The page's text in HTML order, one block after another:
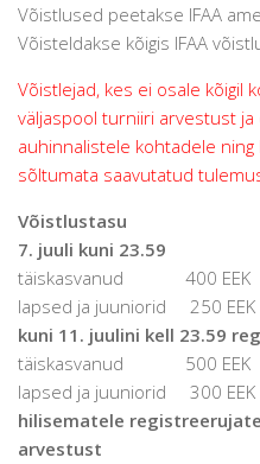
Võistlused peetakse IFAA
Võisteldakse kõigis IFAA
Võistlejad, kes ei osale kõigil
väljaspool turniiri arvestust
auhinnalistele kohtadele
sõltumata saavutatud
Võistlustasu
7. juuli kuni 23.59
täiskasvanud 400 EEK
lapsed ja juuniorid 250 EEK
kuni 11. juulini kell 23.59
täiskasvanud 500 EEK
lapsed ja juuniorid 300 EEK
hilisematele
arvestust